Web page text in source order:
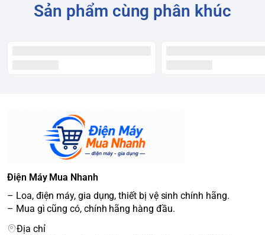
Ngăn đông mềm linh hoạt Optimal Fresh+
Với 4 chế độ làm lạnh linh hoạt giúp bạn dễ dàng chuyển
đổi theo từng nhu cầu bảo quản: Chế độ "Làm mát" (phù
độ "Thịt & Cá"; Chế độ "Đông mềm" (phù hợp lưu trữ thực
phẩm dài ngày hơn chế độ Thịt & Cá), Chế độ "Làm lạnh
nhanh" cho đồ uống.
Sản phẩm cùng phân khúc
Điện Máy Mua Nhanh
– Loa, điện máy, gia dụng, thiết bị vệ sinh chính hãng.
– Mua gì cũng có, chính hãng hàng đầu.
Địa chỉ